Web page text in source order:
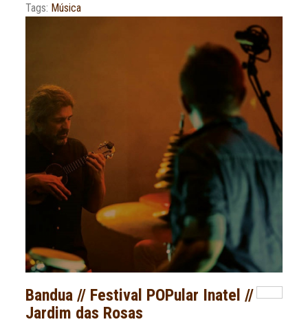
Tags: Música
Bandua // Festival POPular Inatel //
Jardim das Rosas